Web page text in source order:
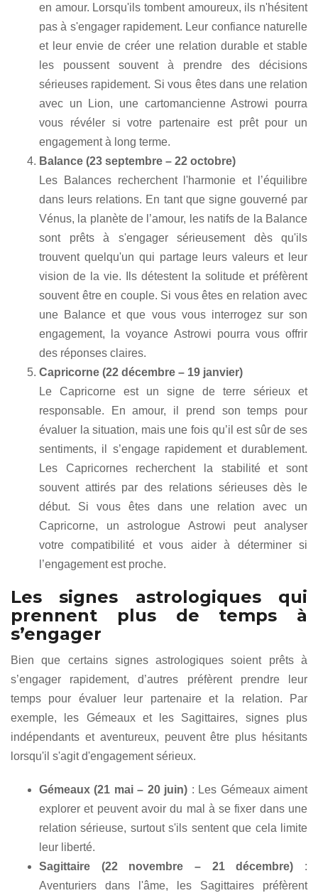
en amour. Lorsqu'ils tombent amoureux, ils n'hésitent
pas à s'engager rapidement. Leur confiance naturelle
et leur envie de créer une relation durable et stable
les poussent souvent à prendre des décisions
sérieuses rapidement. Si vous êtes dans une relation
avec un Lion, une cartomancienne Astrowi pourra
vous révéler si votre partenaire est prêt pour un
engagement à long terme.
Balance (23 septembre – 22 octobre)
Les Balances recherchent l'harmonie et l’équilibre
dans leurs relations. En tant que signe gouverné par
Vénus, la planète de l’amour, les natifs de la Balance
sont prêts à s'engager sérieusement dès qu'ils
trouvent quelqu'un qui partage leurs valeurs et leur
vision de la vie. Ils détestent la solitude et préfèrent
souvent être en couple. Si vous êtes en relation avec
une Balance et que vous vous interrogez sur son
engagement, la voyance Astrowi pourra vous offrir
des réponses claires.
Capricorne (22 décembre – 19 janvier)
Le Capricorne est un signe de terre sérieux et
responsable. En amour, il prend son temps pour
évaluer la situation, mais une fois qu’il est sûr de ses
sentiments, il s’engage rapidement et durablement.
Les Capricornes recherchent la stabilité et sont
souvent attirés par des relations sérieuses dès le
début. Si vous êtes dans une relation avec un
Capricorne, un astrologue Astrowi peut analyser
votre compatibilité et vous aider à déterminer si
l’engagement est proche.
Les signes astrologiques qui
prennent plus de temps à
s’engager
Bien que certains signes astrologiques soient prêts à
s’engager rapidement, d’autres préfèrent prendre leur
temps pour évaluer leur partenaire et la relation. Par
exemple, les Gémeaux et les Sagittaires, signes plus
indépendants et aventureux, peuvent être plus hésitants
lorsqu'il s'agit d'engagement sérieux.
Gémeaux (21 mai – 20 juin) : Les Gémeaux aiment
explorer et peuvent avoir du mal à se fixer dans une
relation sérieuse, surtout s'ils sentent que cela limite
leur liberté.
Sagittaire (22 novembre – 21 décembre) :
Aventuriers dans l'âme, les Sagittaires préfèrent